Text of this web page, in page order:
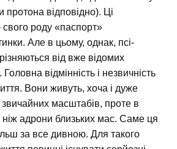
протона відповідно). Ці
роду «паспорт»
Але в цьому, однак, псі-
від вже відомих
відмінність і незвичність
Вони живуть, хоча і дуже
масштабів, проте в
адрони близьких мас. Саме ця
за все дивною. Для такого